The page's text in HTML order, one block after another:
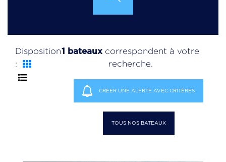
Disposition
:
1 bateaux correspondent à votre
recherche.
CRÉER UNE ALERTE AVEC CRITÈRES
TOUS NOS BATEAUX